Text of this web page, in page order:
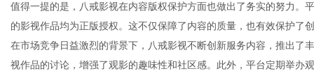
值得一提的是，八戒影视在内容版权保护方面也做出了务实的努力。
的影视作品均为正版授权。这不仅保障了内容的质量，也有效保护了
在市场竞争日益激烈的背景下，八戒影视不断创新服务内容，推出了
视作品的讨论，增强了观影的趣味性和社区感。此外，平台定期举办